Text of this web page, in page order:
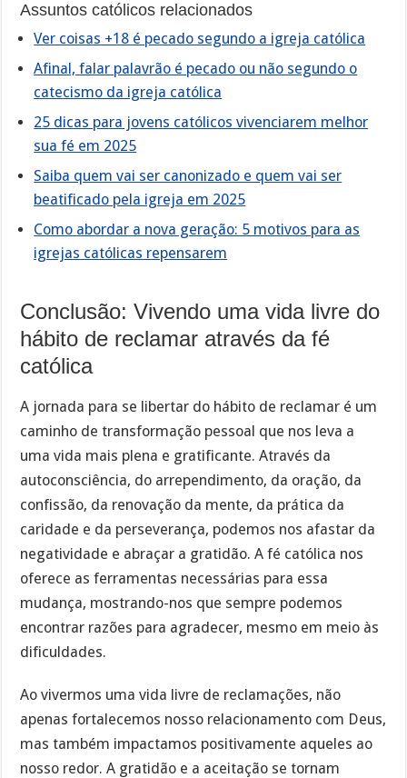
Assuntos católicos relacionados
Ver coisas +18 é pecado segundo a igreja católica
Afinal, falar palavrão é pecado ou não segundo o
catecismo da igreja católica
25 dicas para jovens católicos vivenciarem melhor
sua fé em 2025
Saiba quem vai ser canonizado e quem vai ser
beatificado pela igreja em 2025
Como abordar a nova geração: 5 motivos para as
igrejas católicas repensarem
Conclusão: Vivendo uma vida livre do
hábito de reclamar através da fé
católica
A jornada para se libertar do hábito de reclamar é um
caminho de transformação pessoal que nos leva a
uma vida mais plena e gratificante. Através da
autoconsciência, do arrependimento, da oração, da
confissão, da renovação da mente, da prática da
caridade e da perseverança, podemos nos afastar da
negatividade e abraçar a gratidão. A fé católica nos
oferece as ferramentas necessárias para essa
mudança, mostrando-nos que sempre podemos
encontrar razões para agradecer, mesmo em meio às
dificuldades.
Ao vivermos uma vida livre de reclamações, não
apenas fortalecemos nosso relacionamento com Deus,
mas também impactamos positivamente aqueles ao
nosso redor. A gratidão e a aceitação se tornam